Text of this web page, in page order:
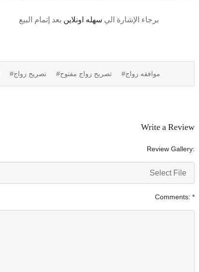
برجاء الإشارة الي سهله اونلاين بعد إتمام البيع
#تصريح زواج #تصريح زواج مفتوح #موافقه زواج
Write a Review
Review Gallery:
Select File
Comments: *